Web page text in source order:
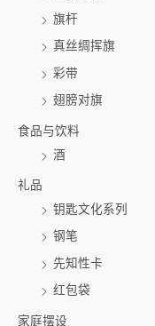
旗杆
真丝绸挥旗
彩带
翅膀对旗
食品与饮料
酒
礼品
钥匙文化系列
钢笔
先知性卡
红包袋
家庭摆设